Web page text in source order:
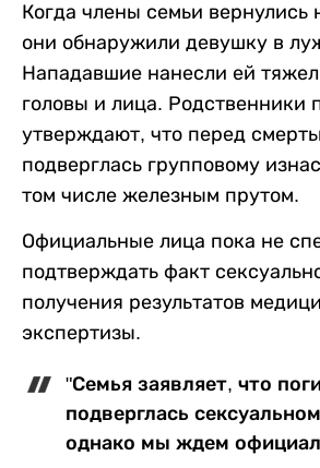
Когда члены семьи вернулись
они обнаружили девушку в
Нападавшие нанесли ей
головы и лица. Родственники
утверждают, что перед
подверглась групповому
том числе железным прутом.
Официальные лица пока не
подтверждать факт
получения результатов
экспертизы.
"Семья заявляет, что
подверглась
однако мы ждем